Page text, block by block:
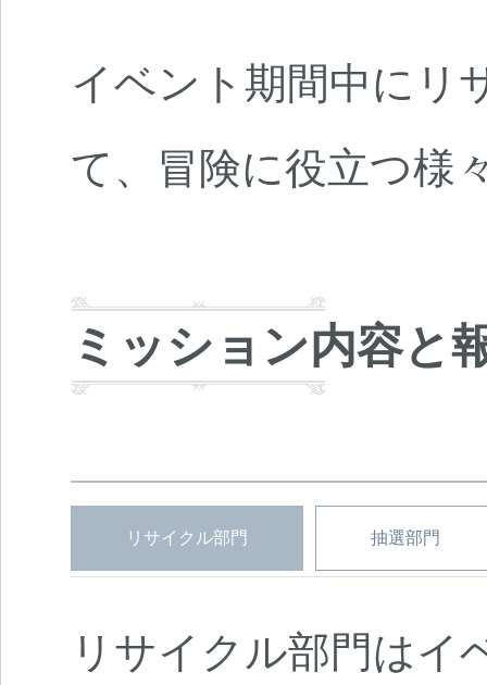
イベント期間中にリ
て、冒険に役立つ様
ミッション内容と
リサイクル部門 抽選部門
リサイクル部門はイ